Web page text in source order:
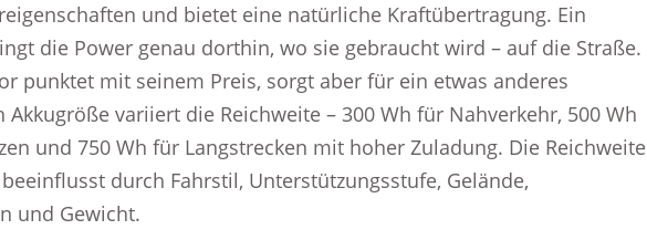
und bietet eine natürliche Kraftübertragung. Ein
die Power genau dorthin, wo sie gebraucht wird – auf die Straße.
punktet mit seinem Preis, sorgt aber für ein etwas anderes
Akkugröße variiert die Reichweite – 300 Wh für Nahverkehr, 500 Wh
und 750 Wh für Langstrecken mit hoher Zuladung. Die Reichweite
durch Fahrstil, Unterstützungsstufe, Gelände,
und Gewicht.